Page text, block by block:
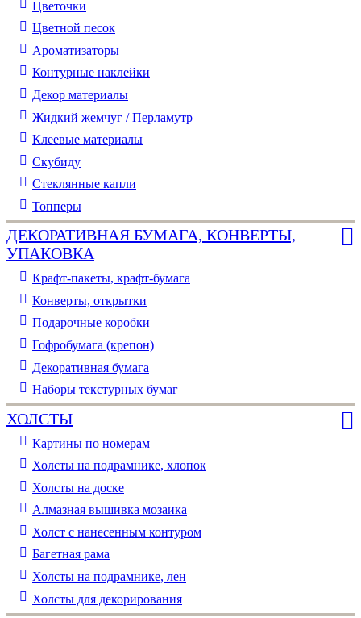
Цветочки
Цветной песок
Ароматизаторы
Контурные наклейки
Декор материалы
Жидкий жемчуг / Перламутр
Клеевые материалы
Скубиду
Стеклянные капли
Топперы
ДЕКОРАТИВНАЯ БУМАГА, КОНВЕРТЫ,
УПАКОВКА
Крафт-пакеты, крафт-бумага
Конверты, открытки
Подарочные коробки
Гофробумага (крепон)
Декоративная бумага
Наборы текстурных бумаг
ХОЛСТЫ
Картины по номерам
Холсты на подрамнике, хлопок
Холсты на доске
Алмазная вышивка мозаика
Холст с нанесенным контуром
Багетная рама
Холсты на подрамнике, лен
Холсты для декорирования